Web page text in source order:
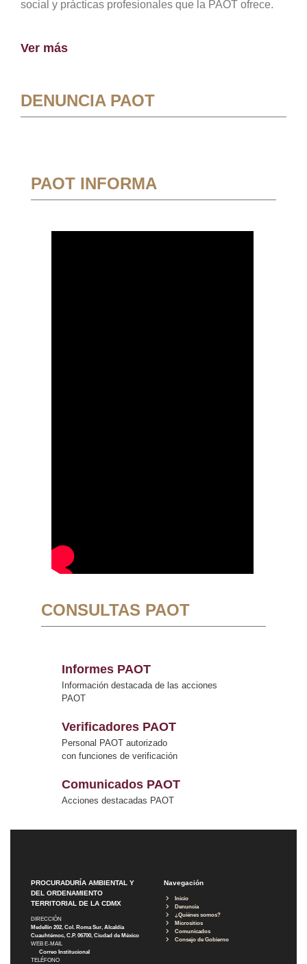
social y prácticas profesionales que la PAOT ofrece.
Ver más
DENUNCIA PAOT
PAOT INFORMA
CONSULTAS PAOT
Informes PAOT
Información destacada de las acciones
PAOT
Verificadores PAOT
Personal PAOT autorizado
con funciones de verificación
Comunicados PAOT
Acciones destacadas PAOT
PROCURADURÍA AMBIENTAL Y
DEL ORDENAMIENTO
TERRITORIAL DE LA CDMX
DIRECCIÓN
Medellín 202, Col. Roma Sur, Alcaldía
Cuauhtémoc, C.P. 06700, Ciudad de México
WEB E-MAIL
Correo Institucional
TELÉFONO
Navegación
Inicio
Denuncia
¿Quiénes somos?
Micrositios
Comunicados
Consejo de Gobierno